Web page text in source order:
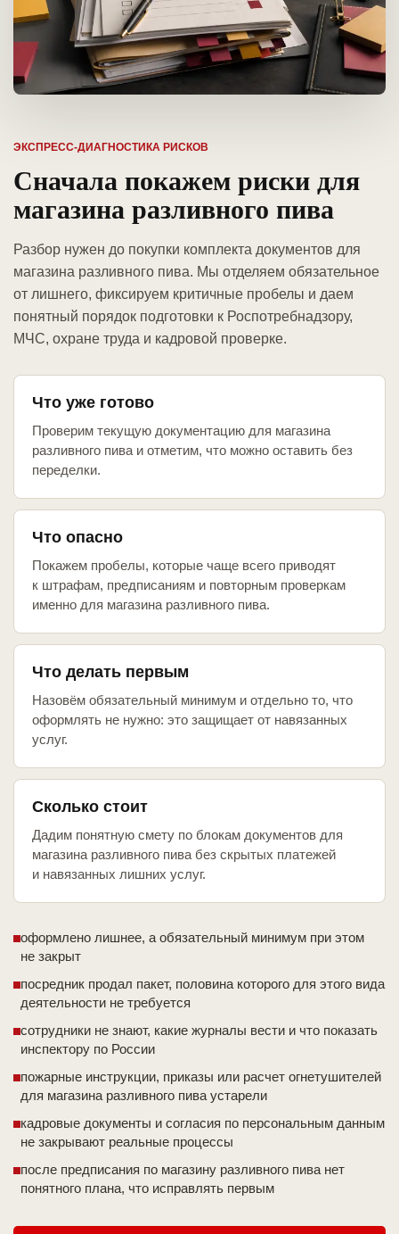
ЭКСПРЕСС-ДИАГНОСТИКА РИСКОВ
Сначала покажем риски для
магазина разливного пива
Разбор нужен до покупки комплекта документов для
магазина разливного пива. Мы отделяем обязательное
от лишнего, фиксируем критичные пробелы и даем
понятный порядок подготовки к Роспотребнадзору,
МЧС, охране труда и кадровой проверке.
Что уже готово
Проверим текущую документацию для магазина
разливного пива и отметим, что можно оставить без
переделки.
Что опасно
Покажем пробелы, которые чаще всего приводят
к штрафам, предписаниям и повторным проверкам
именно для магазина разливного пива.
Что делать первым
Назовём обязательный минимум и отдельно то, что
оформлять не нужно: это защищает от навязанных
услуг.
Сколько стоит
Дадим понятную смету по блокам документов для
магазина разливного пива без скрытых платежей
и навязанных лишних услуг.
оформлено лишнее, а обязательный минимум при этом
не закрыт
посредник продал пакет, половина которого для этого вида
деятельности не требуется
сотрудники не знают, какие журналы вести и что показать
инспектору по России
пожарные инструкции, приказы или расчет огнетушителей
для магазина разливного пива устарели
кадровые документы и согласия по персональным данным
не закрывают реальные процессы
после предписания по магазину разливного пива нет
понятного плана, что исправлять первым